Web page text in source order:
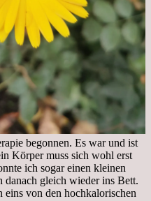
begonnen. Es war und ist
Körper muss sich wohl erst
ich sogar einen kleinen
danach gleich wieder ins Bett.
von den hochkalorischen